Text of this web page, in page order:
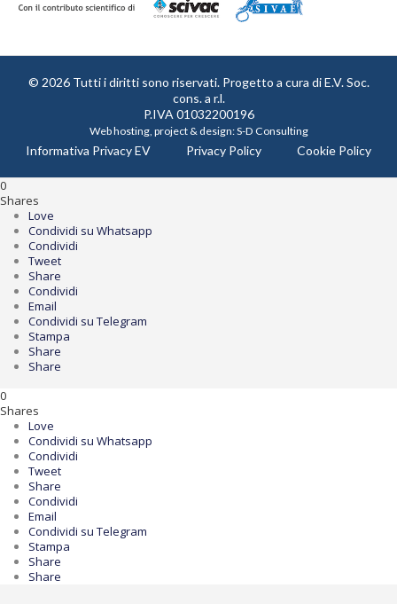
© 2026 Tutti i diritti sono riservati. Progetto a cura diE.V. Soc.
cons. a r.l.
P.IVA 01032200196
Web hosting, project & design:S-D Consulting
Informativa Privacy EV Privacy Policy Cookie Policy
0
Shares
Love
Condividi su Whatsapp
Condividi
Tweet
Share
Condividi
Email
Condividi su Telegram
Stampa
Share
Share
0
Shares
Love
Condividi su Whatsapp
Condividi
Tweet
Share
Condividi
Email
Condividi su Telegram
Stampa
Share
Share